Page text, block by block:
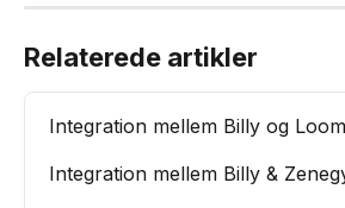
Relaterede artikler
Integration mellem Billy og
Integration mellem Billy &